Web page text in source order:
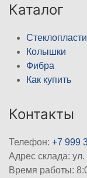
Каталог
Колышки
Фибра
Как купить
Контакты
Телефон: +7 999
Адрес склада:
Время работы: